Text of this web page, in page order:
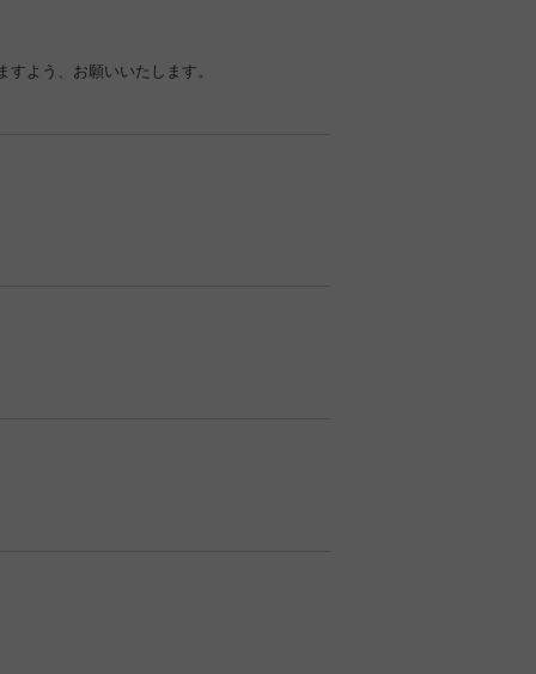
よう、お願いいたします。